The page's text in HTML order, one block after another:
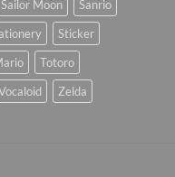
Sailor Moon
Sanrio
Sticker
Totoro
Zelda